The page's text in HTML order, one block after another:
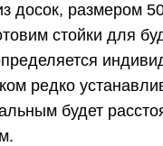
досок, размером
стойки для
редко
будет